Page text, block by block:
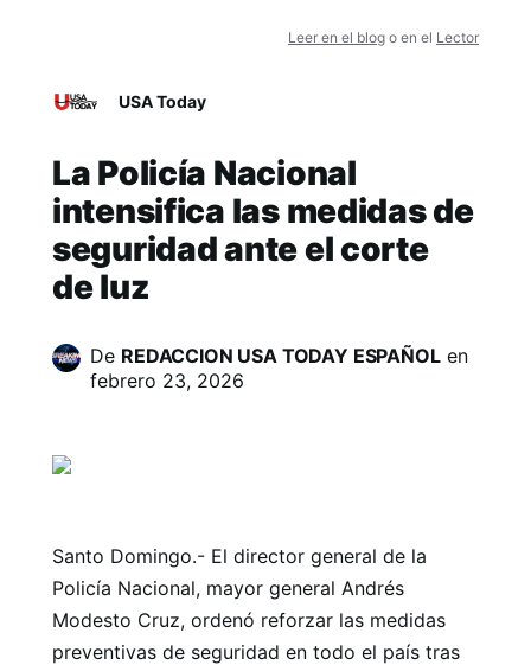
Leer en el blog o en el Lector
USA Today
La Policía Nacional
intensifica las medidas de
seguridad ante el corte
de luz
De REDACCION USA TODAY ESPAÑOLen
febrero 23, 2026
Santo Domingo.- El director general de la
Policía Nacional, mayor general Andrés
Modesto Cruz, ordenó reforzar las medidas
preventivas de seguridad en todo el país tras